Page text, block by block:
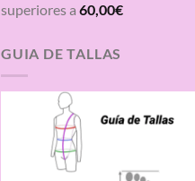
superiores a 60,00€
GUIA DE TALLAS